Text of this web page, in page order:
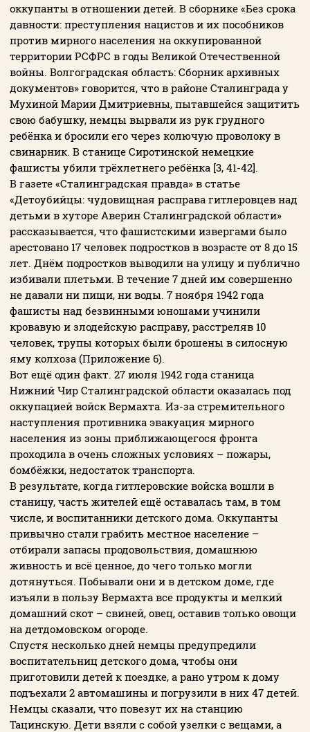
оккупанты в отношении детей. В сборнике «Без срока
давности: преступления нацистов и их пособников
против мирного населения на оккупированной
территории РСФРС в годы Великой Отечественной
войны. Волгоградская область: Сборник архивных
документов» говорится, что в районе Сталинграда у
Мухиной Марии Дмитриевны, пытавшейся защитить
свою бабушку, немцы вырвали из рук грудного
ребёнка и бросили его через колючую проволоку в
свинарник. В станице Сиротинской немецкие
фашисты убили трёхлетнего ребёнка [3, 41-42].
В газете «Сталинградская правда» в статье
«Детоубийцы: чудовищная расправа гитлеровцев над
детьми в хуторе Аверин Сталинградской области»
рассказывается, что фашистскими извергами было
арестовано 17 человек подростков в возрасте от 8 до 15
лет. Днём подростков выводили на улицу и публично
избивали плетьми. В течение 7 дней им совершенно
не давали ни пищи, ни воды. 7 ноября 1942 года
фашисты над безвинными юношами учинили
кровавую и злодейскую расправу, расстреляв 10
человек, трупы которых были брошены в силосную
яму колхоза (Приложение 6).
Вот ещё один факт. 27 июля 1942 года станица
Нижний Чир Сталинградской области оказалась под
оккупацией войск Вермахта. Из-за стремительного
наступления противника эвакуация мирного
населения из зоны приближающегося фронта
проходила в очень сложных условиях – пожары,
бомбёжки, недостаток транспорта.
В результате, когда гитлеровские войска вошли в
станицу, часть жителей ещё оставалась там, в том
числе, и воспитанники детского дома. Оккупанты
привычно стали грабить местное население –
отбирали запасы продовольствия, домашнюю
живность и всё ценное, до чего только могли
дотянуться. Побывали они и в детском доме, где
изъяли в пользу Вермахта все продукты и мелкий
домашний скот – свиней, овец, оставив только овощи
на детдомовском огороде.
Спустя несколько дней немцы предупредили
воспитательниц детского дома, чтобы они
приготовили детей к поездке, а рано утром к дому
подъехали 2 автомашины и погрузили в них 47 детей.
Немцы сказали, что повезут их на станцию
Тацинскую. Дети взяли с собой узелки с вещами, а